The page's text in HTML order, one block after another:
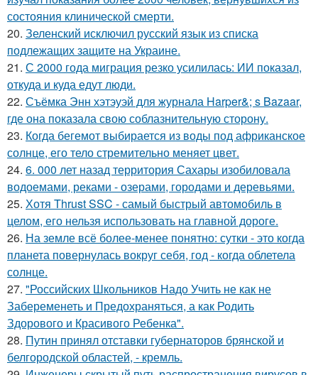
состояния клинической смерти.
20. Зеленский исключил русский язык из списка
подлежащих защите на Украине.
21. С 2000 года миграция резко усилилась: ИИ показал,
откуда и куда едут люди.
22. Съёмка Энн хэтэуэй для журнала Harper&; s Bazaar,
где она показала свою соблазнительную сторону.
23. Когда бегемот выбирается из воды под африканское
солнце, его тело стремительно меняет цвет.
24. 6. 000 лет назад территория Сахары изобиловала
водоемами, реками - озерами, городами и деревьями.
25. Хотя Thrust SSC - самый быстрый автомобиль в
целом, его нельзя использовать на главной дороге.
26. На земле всё более-менее понятно: сутки - это когда
планета повернулась вокруг себя, год - когда облетела
солнце.
27. "Российских Школьников Надо Учить не как не
Забеременеть и Предохраняться, а как Родить
Здорового и Красивого Ребенка".
28. Путин принял отставки губернаторов брянской и
белгородской областей, - кремль.